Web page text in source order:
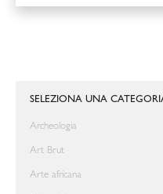
SELEZIONA UNA
Archeologia
Art Brut
Arte africana